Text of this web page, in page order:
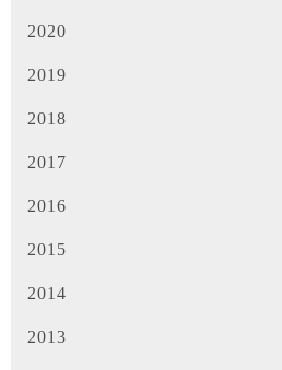
2020
2019
2018
2017
2016
2015
2014
2013